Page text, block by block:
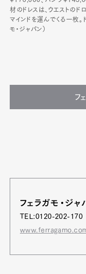
材のドレスは、ウエストのド
マインドを運んでくる一枚
モ・ジャパン）
フ
フェラガモ・ジャ
TEL:0120-202-170